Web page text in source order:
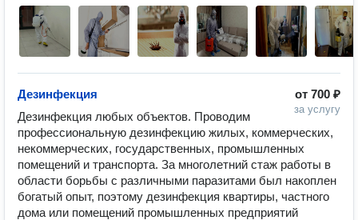
от 700 ₽
за услугу
Дезинфекция
Дезинфекция любых объектов. Проводим
профессиональную дезинфекцию жилых, коммерческих,
некоммерческих, государственных, промышленных
помещений и транспорта. За многолетний стаж работы в
области борьбы с различными паразитами был накоплен
богатый опыт, поэтому дезинфекция квартиры, частного
дома или помещений промышленных предприятий